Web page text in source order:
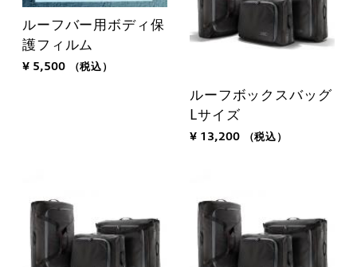
ルーフバー用ボディ保
護フィルム
¥ 5,500 （税込）
ルーフボックスバッグ
Lサイズ
¥ 13,200 （税込）